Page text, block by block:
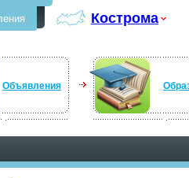
Кострома
Объявления